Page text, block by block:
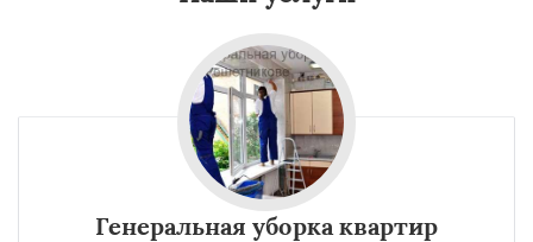
Генеральная уборка квартир